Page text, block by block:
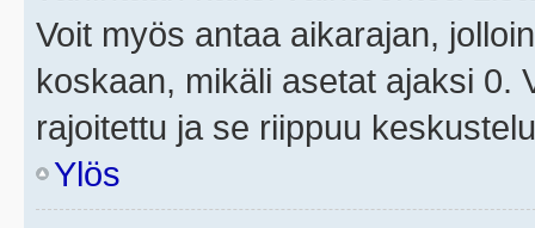
Voit myös antaa aikarajan,
koskaan, mikäli asetat ajaksi 0.
rajoitettu ja se riippuu
Ylös